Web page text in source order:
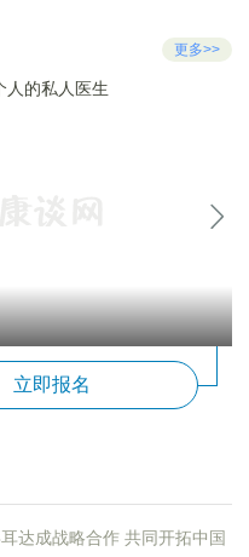
更多>>
立即报名
达成战略合作 共同开拓中国